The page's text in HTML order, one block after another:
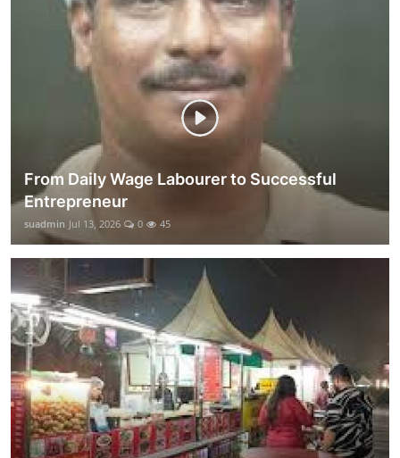
From Daily Wage Labourer to Successful
Entrepreneur
suadmin Jul 13, 2026 0 45